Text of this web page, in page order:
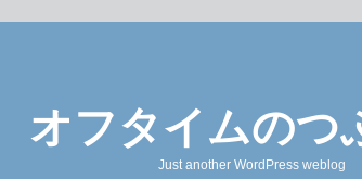
オフタイムのつ
Just another WordPress weblog